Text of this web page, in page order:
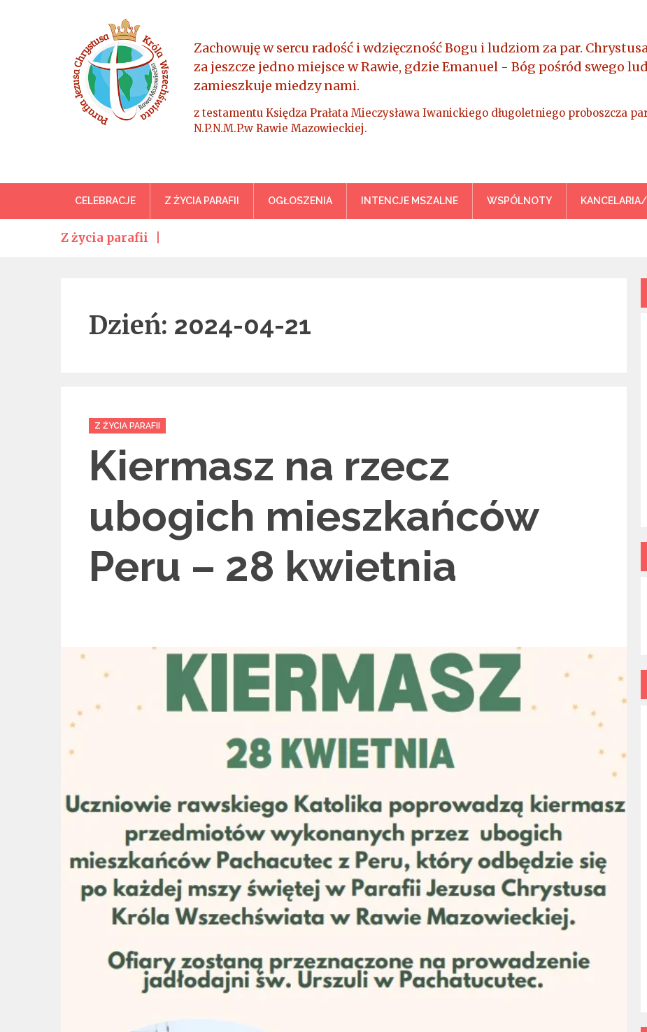
Parafia Jezusa Chrystusa Króla Wszechświata – Rawa
Zachowuję w sercu radość i wdzięczność Bogu i ludziom za par.
za jeszcze jedno miejsce w Rawie, gdzie Emanuel - Bóg pośród swego
zamieszkuje miedzy nami.
z testamentu Księdza Prałata Mieczysława Iwanickiego długoletniego proboszcza
N.P.N.M.P.w Rawie Mazowieckiej.
CELEBRACJE Z ŻYCIA PARAFII OGŁOSZENIA INTENCJE MSZALNE WSPÓLNOTY
Z życia parafii
Dzień: 2024-04-21
Categories
Z ŻYCIA PARAFII
Kiermasz na rzecz
ubogich mieszkańców
Peru – 28 kwietnia